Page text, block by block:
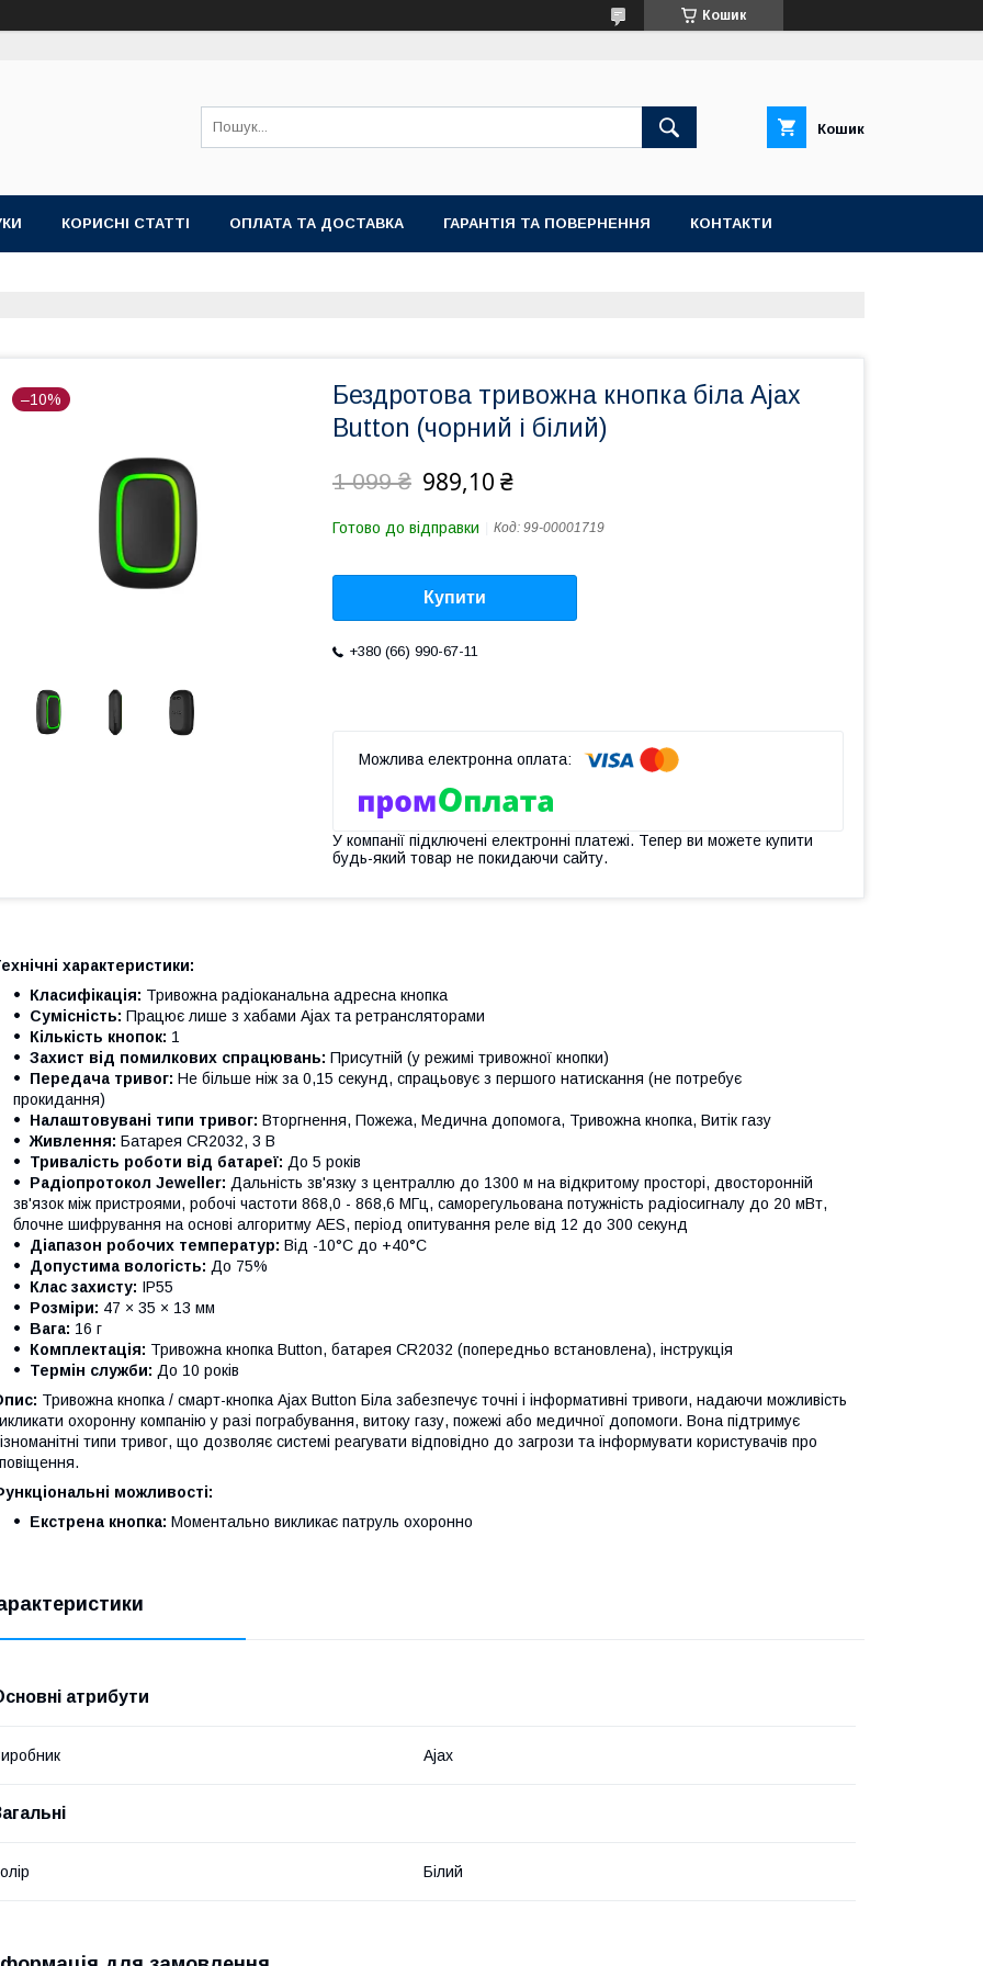
Кошик
Кошик
КОРИСНІ СТАТТІ ОПЛАТА ТА ДОСТАВКА ГАРАНТІЯ ТА ПОВЕРНЕННЯ КОНТАКТИ
–10%
Бездротова тривожна кнопка біла Ajax
Button (чорний і білий)
1 099 ₴ 989,10 ₴
Готово до відправки Код: 99-00001719
Купити
+380 (66) 990-67-11
У компанії підключені електронні платежі. Тепер ви можете купити
будь-який товар не покидаючи сайту.
характеристики:
Класифікація: Тривожна радіоканальна адресна кнопка
Сумісність: Працює лише з хабами Ajax та ретрансляторами
Кількість кнопок: 1
Захист від помилкових спрацювань: Присутній (у режимі тривожної кнопки)
Передача тривог: Не більше ніж за 0,15 секунд, спрацьовує з першого натискання (не потребує
прокидання)
Налаштовувані типи тривог: Вторгнення, Пожежа, Медична допомога, Тривожна кнопка, Витік газу
Живлення: Батарея CR2032, 3 В
Тривалість роботи від батареї: До 5 років
Радіопротокол Jeweller: Дальність зв'язку з централлю до 1300 м на відкритому просторі, двосторонній
зв'язок між пристроями, робочі частоти 868,0 - 868,6 МГц, саморегульована потужність радіосигналу до 20 мВт,
блочне шифрування на основі алгоритму AES, період опитування реле від 12 до 300 секунд
Діапазон робочих температур: Від -10°C до +40°C
Допустима вологість: До 75%
Клас захисту: IP55
Розміри: 47 × 35 × 13 мм
Вага: 16 г
Комплектація: Тривожна кнопка Button, батарея CR2032 (попередньо встановлена), інструкція
Термін служби: До 10 років
Тривожна кнопка / смарт-кнопка Ajax Button Біла забезпечує точні і інформативні тривоги, надаючи можливість
охоронну компанію у разі пограбування, витоку газу, пожежі або медичної допомоги. Вона підтримує
типи тривог, що дозволяє системі реагувати відповідно до загрози та інформувати користувачів про
можливості:
Екстрена кнопка: Моментально викликає патруль охоронно
атрибути
Ajax
Білий